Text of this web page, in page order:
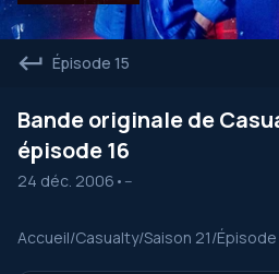
Épisode 15
Bande originale de
épisode 16
24 déc. 2006 • --
Accueil/Casualty/Saison 21/Épisode